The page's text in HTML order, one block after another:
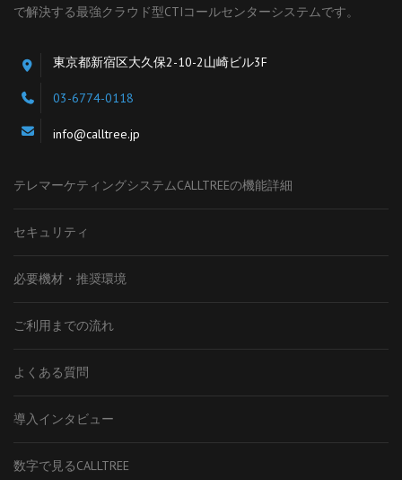
で解決する最強クラウド型CTIコールセンターシステムです。
東京都新宿区大久保2-10-2山崎ビル3F
03-6774-0118
info@calltree.jp
テレマーケティングシステムCALLTREEの機能詳細
セキュリティ
必要機材・推奨環境
ご利用までの流れ
よくある質問
導入インタビュー
数字で見るCALLTREE